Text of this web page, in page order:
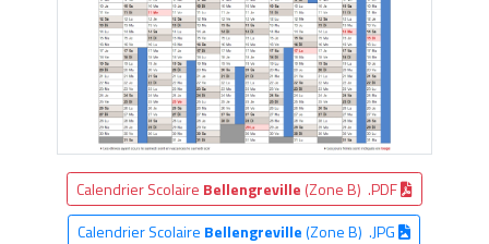
Calendrier Scolaire Bellengreville (Zone B) .PDF
Calendrier Scolaire Bellengreville(Zone B) .JPG